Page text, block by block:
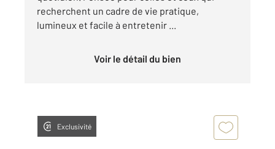
recherchent un cadre de vie pratique,
lumineux et facile à entretenir ...
Voir le détail du bien
Exclusivité